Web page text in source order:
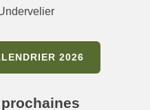
2026